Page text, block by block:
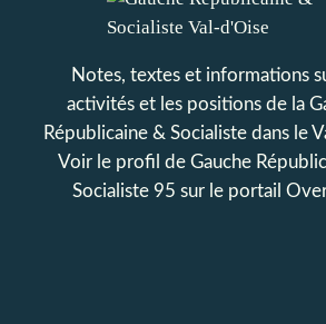
Notes, textes et informations
activités et les positions de la
Républicaine & Socialiste dans le
Voir le profil de Gauche
Socialiste 95 sur le portail